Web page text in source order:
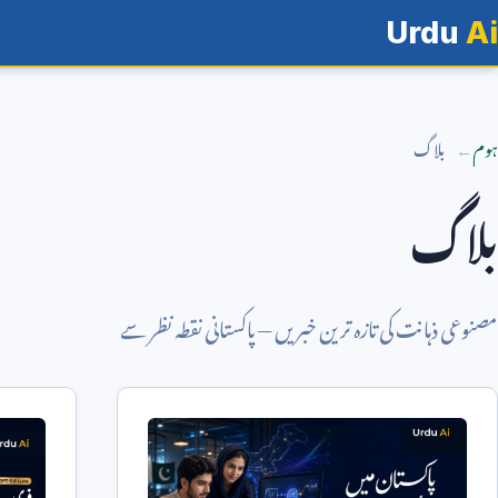
Urdu Ai
ہوم بلاگ
بلاگ
مصنوعی ذہانت کی تازہ ترین خبریں — پاکستانی نقطہ نظر سے